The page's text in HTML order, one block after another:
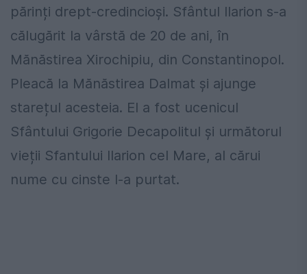
părinți drept-credincioși. Sfântul Ilarion s-a
călugărit la vârstă de 20 de ani, în
Mănăstirea Xirochipiu, din Constantinopol.
Pleacă la Mănăstirea Dalmat și ajunge
starețul acesteia. El a fost ucenicul
Sfântului Grigorie Decapolitul și următorul
vieții Sfantului Ilarion cel Mare, al cărui
nume cu cinste l-a purtat.